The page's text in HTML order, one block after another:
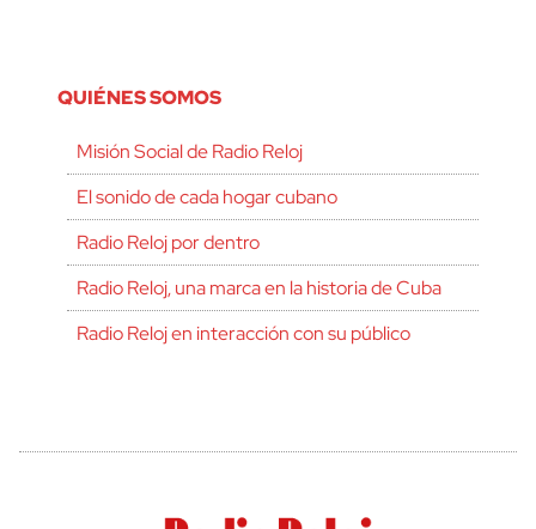
QUIÉNES SOMOS
Misión Social de Radio Reloj
El sonido de cada hogar cubano
Radio Reloj por dentro
Radio Reloj, una marca en la historia de Cuba
Radio Reloj en interacción con su público